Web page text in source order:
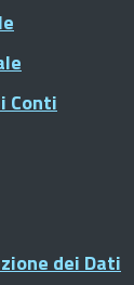
Conti
dei Dati